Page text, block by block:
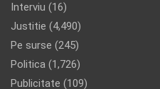
Interviu (16)
Justitie (4,490)
Pe surse (245)
Politica (1,726)
Publicitate (109)